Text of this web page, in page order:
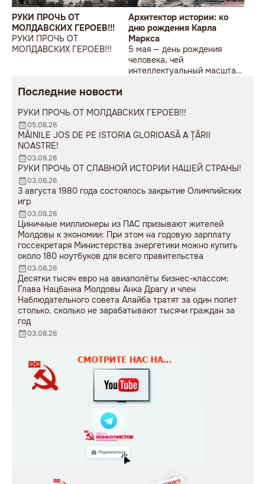
РУКИ ПРОЧЬ ОТ
МОЛДАВСКИХ ГЕРОЕВ!!!
РУКИ ПРОЧЬ ОТ
МОЛДАВСКИХ ГЕРОЕВ!!!
Архитектор истории: ко
дню рождения Карла
Маркса
5 мая — день рождения
человека, чей
интеллектуальный масштаб
Последние новости
РУКИ ПРОЧЬ ОТ МОЛДАВСКИХ ГЕРОЕВ!!!
05.08.26
MÂINILE JOS DE PE ISTORIA GLORIOASĂ A ȚĂRII
NOASTRE!
03.08.26
РУКИ ПРОЧЬ ОТ СЛАВНОЙ ИСТОРИИ НАШЕЙ СТРАНЫ!
03.08.26
3 августа 1980 года состоялось закрытие Олимпийских
игр
03.08.26
Циничные миллионеры из ПАС призывают жителей
Молдовы к экономии: При этом на годовую зарплату
госсекретаря Министерства энергетики можно купить
около 180 ноутбуков для всего правительства
03.08.26
Десятки тысяч евро на авиаполёты бизнес-классом:
Глава Нацбанка Молдовы Анка Драгу и член
Наблюдательного совета Алайба тратят за один полет
столько, сколько не зарабатывают тысячи граждан за
год
03.08.26